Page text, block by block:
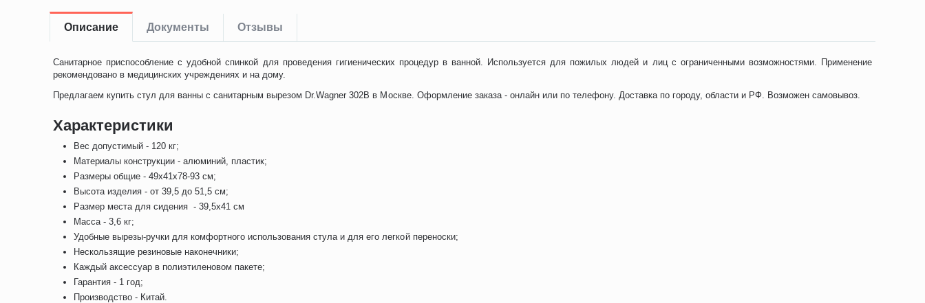
Описание Документы Отзывы
Санитарное приспособление с удобной спинкой для проведения гигиенических процедур в ванной. Используется для пожилых людей и лиц с ограниченными возможностями. Применение
рекомендовано в медицинских учреждениях и на дому.
Предлагаем купить стул для ванны с санитарным вырезом Dr.Wagner 302B в Москве. Оформление заказа - онлайн или по телефону. Доставка по городу, области и РФ. Возможен самовывоз.
Характеристики
Вес допустимый - 120 кг;
Материалы конструкции - алюминий, пластик;
Размеры общие - 49х41х78-93 см;
Высота изделия - от 39,5 до 51,5 см;
Размер места для сидения - 39,5х41 см
Масса - 3,6 кг;
Удобные вырезы-ручки для комфортного использования стула и для его легкой переноски;
Нескользящие резиновые наконечники;
Каждый аксессуар в полиэтиленовом пакете;
Гарантия - 1 год;
Производство - Китай.